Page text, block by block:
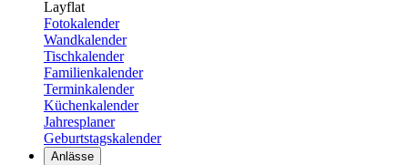
Layflat
Fotokalender
Wandkalender
Tischkalender
Familienkalender
Terminkalender
Küchenkalender
Jahresplaner
Geburtstagskalender
Anlässe